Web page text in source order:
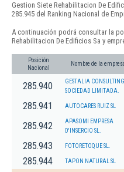
Gestion Siete Rehabilitacion De
285.945 del Ranking Nacional de
A continuación podrá consultar la
Rehabilitacion De Edificios Sa y
Posición
Nacional
Nombre de la
285.940
GESTALIA CONSULTING
SOCIEDAD LIMITADA.
285.941 AUTOCARES RUIZ SL
285.942
APASOMI EMPRESA
D'INSERCIO SL.
285.943 FOTORETOQUE SL.
285.944 TAPON NATURAL SL